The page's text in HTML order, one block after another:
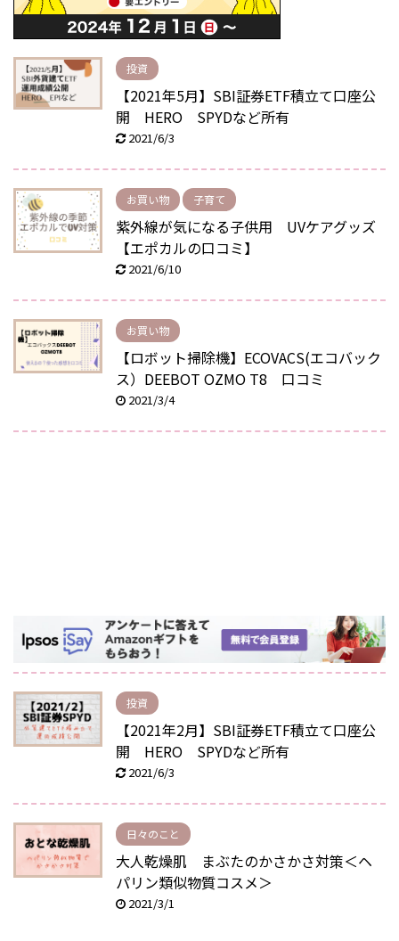
投資
【2021年5月】SBI証券ETF積立て口座公
開 HERO SPYDなど所有
2021/6/3
お買い物 子育て
紫外線が気になる子供用 UVケアグッズ
【エポカルの口コミ】
2021/6/10
お買い物
【ロボット掃除機】ECOVACS(エコバック
ス）DEEBOT OZMO T8 口コミ
2021/3/4
投資
【2021年2月】SBI証券ETF積立て口座公
開 HERO SPYDなど所有
2021/6/3
日々のこと
大人乾燥肌 まぶたのかさかさ対策＜ヘ
パリン類似物質コスメ＞
2021/3/1